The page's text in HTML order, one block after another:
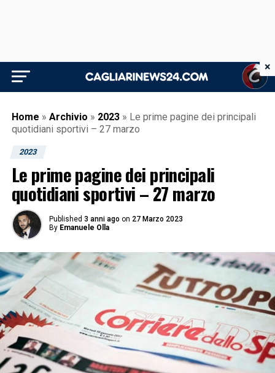
Home » Archivio » 2023 » Le prime pagine dei principali
quotidiani sportivi – 27 marzo
2023
Le prime pagine dei principali
quotidiani sportivi – 27 marzo
Published 3 anni ago on 27 Marzo 2023
By Emanuele Olla
×